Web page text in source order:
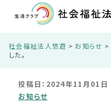
社会福祉法人悠遊 > お知らせ >
した。
投稿日：2024年11月01日
お知らせ